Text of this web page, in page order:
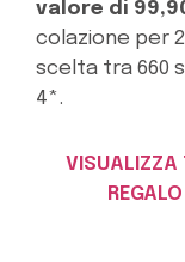
valore di
colazione per
scelta tra 660
4*.
VISUALIZZA